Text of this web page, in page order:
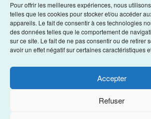
Pour offrir les meilleures expériences, nous
telles que les cookies pour stocker et/ou accéder
appareils. Le fait de consentir à ces technologies
des données telles que le comportement de
sur ce site. Le fait de ne pas consentir ou de retirer
avoir un effet négatif sur certaines caractéristiques
Accepter
Refuser